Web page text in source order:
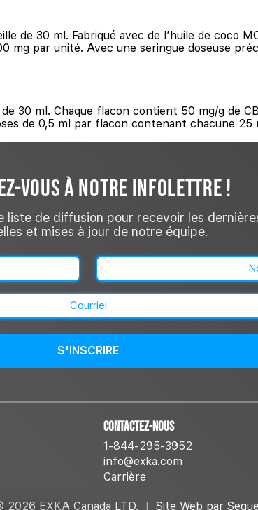
de 30 ml. Fabriqué avec de l’huile de coco
mg par unité. Avec une seringue doseuse
30 ml. Chaque flacon contient 50 mg/g de
de 0,5 ml par flacon contenant chacune
VOUS À NOTRE INFOLETTRE !
liste de diffusion pour recevoir les
et mises à jour de notre équipe.
Nom
(Nécessaire)
Nom
Courriel
(Nécessaire)
Contactez-nous
1-844-295-3952
info@exka.com
Carrière
2026 EXKA Canada LTD. Site Web par